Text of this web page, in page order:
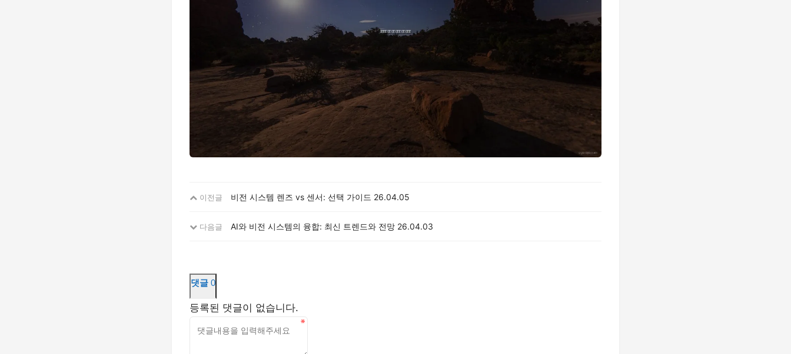
이전글 비전 시스템 렌즈 vs 센서: 선택 가이드 26.04.05
다음글 AI와 비전 시스템의 융합: 최신 트렌드와 전망 26.04.03
댓글 0
등록된 댓글이 없습니다.